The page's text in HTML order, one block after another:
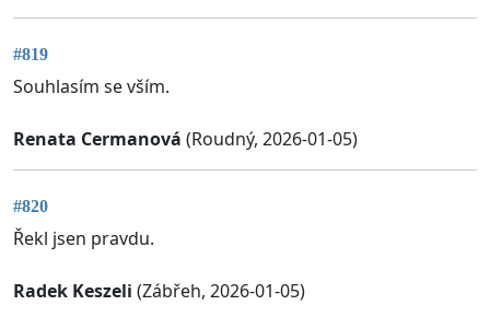
#819
Souhlasím se vším.
Renata Cermanová (Roudný, 2026-01-05)
#820
Řekl jsen pravdu.
Radek Keszeli (Zábřeh, 2026-01-05)